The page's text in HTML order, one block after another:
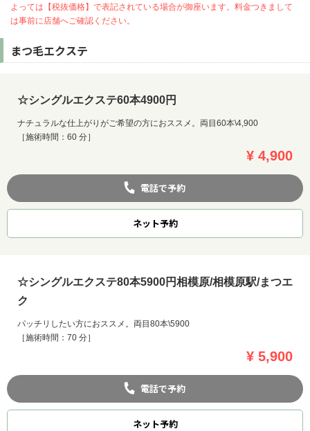
よっては【税抜価格】で表記されている場合が御座います。料金つきまして
は事前に店舗へご確認ください。
まつ毛エクステ
☆シングルエクステ60本4900円
ナチュラルな仕上がりがご希望の方におススメ。両目60本\4,900
［施術時間：60 分］
¥ 4,900
電話で予約
ネット予約
☆シングルエクステ80本5900円相模原/相模原駅/まつエ
ク
パッチリしたい方におススメ。両目80本\5900
［施術時間：70 分］
¥ 5,900
電話で予約
ネット予約